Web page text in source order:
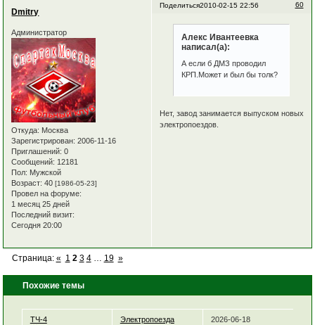
Поделиться 60
2010-02-15 22:56
Dmitry
Администратор
Откуда: Москва
Зарегистрирован: 2006-11-16
Приглашений: 0
Сообщений: 12181
Пол: Мужской
Возраст: 40[1986-05-23]
Провел на форуме:
1 месяц 25 дней
Последний визит:
Сегодня 20:00
Алекс Ивантеевка
написал(а):
А если б ДМЗ проводил
КРП.Может и был бы толк?
Нет, завод занимается выпуском новых
электропоездов.
Страница: « 1 2 3 4 … 19 »
Похожие темы
ТЧ-4
Электропоезда 2026-06-18